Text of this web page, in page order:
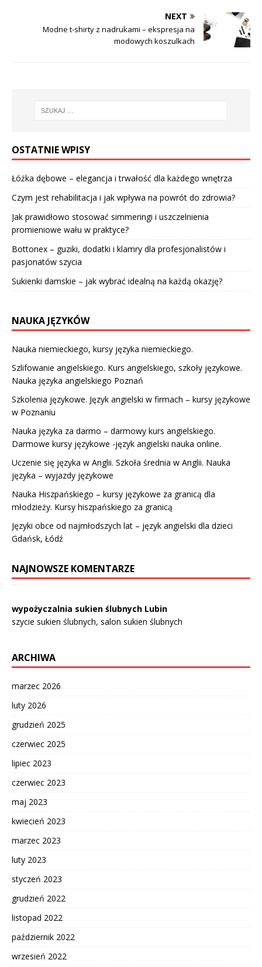
NEXT
Modne t-shirty z nadrukami – ekspresja na
modowych koszulkach
OSTATNIE WPISY
Łóżka dębowe – elegancja i trwałość dla każdego wnętrza
Czym jest rehabilitacja i jak wpływa na powrót do zdrowia?
Jak prawidłowo stosować simmeringi i uszczelnienia
promieniowe wału w praktyce?
Bottonex – guziki, dodatki i klamry dla profesjonalistów i
pasjonatów szycia
Sukienki damskie – jak wybrać idealną na każdą okazję?
NAUKA JĘZYKÓW
Nauka niemieckiego, kursy języka niemieckiego.
Szlifowanie angielskiego. Kurs angielskiego, szkoły językowe.
Nauka języka angielskiego Poznań
Szkolenia językowe. Język angielski w firmach – kursy językowe
w Poznaniu
Nauka języka za darmo – darmowy kurs angielskiego.
Darmowe kursy językowe -język angielski nauka online.
Uczenie się języka w Anglii. Szkoła średnia w Anglii. Nauka
języka – wyjazdy językowe
Nauka Hiszpańskiego – kursy językowe za granicą dla
młodzieży. Kursy hiszpańskiego za granicą
Języki obce od najmłodszych lat – język angielski dla dzieci
Gdańsk, Łódź
NAJNOWSZE KOMENTARZE
wypożyczalnia sukien ślubnych Lubin
szycie sukien ślubnych, salon sukien ślubnych
ARCHIWA
marzec 2026
luty 2026
grudzień 2025
czerwiec 2025
lipiec 2023
czerwiec 2023
maj 2023
kwiecień 2023
marzec 2023
luty 2023
styczeń 2023
grudzień 2022
listopad 2022
październik 2022
wrzesień 2022